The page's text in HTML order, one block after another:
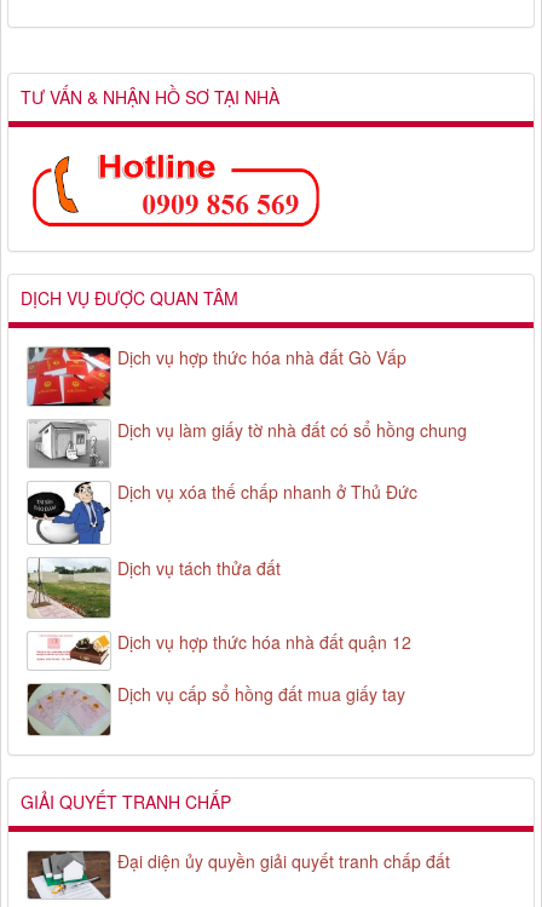
TƯ VẤN & NHẬN HỒ SƠ TẠI NHÀ
DỊCH VỤ ĐƯỢC QUAN TÂM
Dịch vụ hợp thức hóa nhà đất Gò Vấp
Dịch vụ làm giấy tờ nhà đất có sổ hồng chung
Dịch vụ xóa thế chấp nhanh ở Thủ Đức
Dịch vụ tách thửa đất
Dịch vụ hợp thức hóa nhà đất quận 12
Dịch vụ cấp sổ hồng đất mua giấy tay
GIẢI QUYẾT TRANH CHẤP
Đại diện ủy quyền giải quyết tranh chấp đất